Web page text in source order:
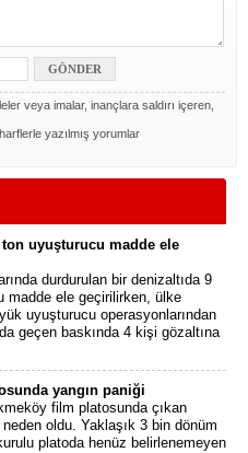
veya imalar, inançlara saldırı içeren,
yazılmış yorumlar
ton uyuşturucu madde ele
durdurulan bir denizaltıda 9
madde ele geçirilirken, ülke
uyuşturucu operasyonlarından
geçen baskında 4 kişi gözaltına
yangın paniği
film platosunda çıkan
neden oldu. Yaklaşık 3 bin dönüm
platoda henüz belirlenemeyen